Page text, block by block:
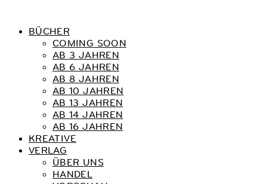
BÜCHER
COMING SOON
AB 3 JAHREN
AB 6 JAHREN
AB 8 JAHREN
AB 10 JAHREN
AB 13 JAHREN
AB 14 JAHREN
AB 16 JAHREN
KREATIVE
VERLAG
ÜBER UNS
HANDEL